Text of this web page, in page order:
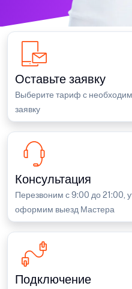
Оставьте заявку
Выберите тариф с
заявку
Консультация
Перезвоним с 9:00 до 21:00,
оформим выезд Мастера
Подключение